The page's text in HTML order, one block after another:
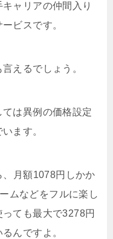
ャリアの仲間入り
ビスです。
えるでしょう。
は異例の価格設定
ます。
、月額1078円しかか
ムなどをフルに楽し
ても最大で3278円
んですよ。